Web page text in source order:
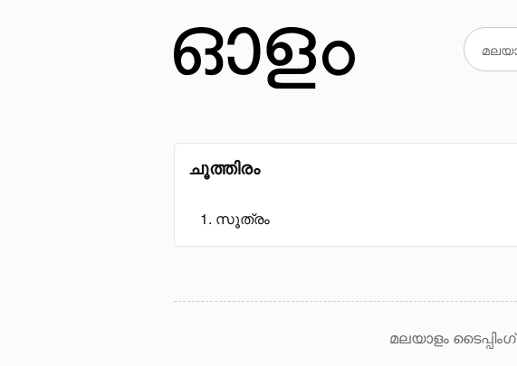
ചൂത്തിരം
സൂത്രം
മലയാളം ടൈപ്പിംഗ്